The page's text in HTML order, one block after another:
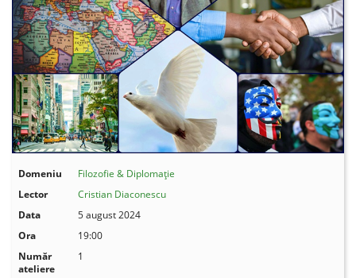
Domeniu
Filozofie & Diplomație
Lector
Cristian Diaconescu
Data
5 august 2024
Ora
19:00
Număr
ateliere
1